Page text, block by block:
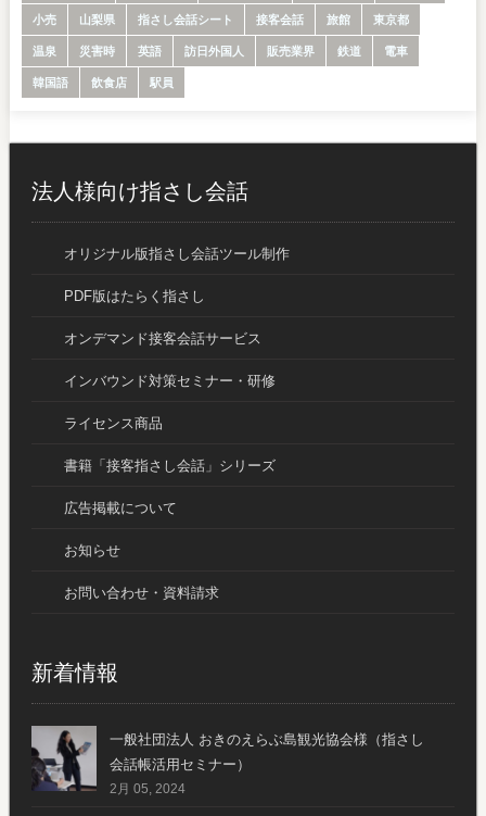
小売
山梨県 指さし会話シート 接客会話 旅館
東京都
温泉
災害時 英語 訪日外国人 販売業界 鉄道
電車
韓国語
飲食店 駅員
法人様向け指さし会話
オリジナル版指さし会話ツール制作
PDF版はたらく指さし
オンデマンド接客会話サービス
インバウンド対策セミナー・研修
ライセンス商品
書籍「接客指さし会話」シリーズ
広告掲載について
お知らせ
お問い合わせ・資料請求
新着情報
一般社団法人 おきのえらぶ島観光協会様（指さし
会話帳活用セミナー）
2月 05, 2024